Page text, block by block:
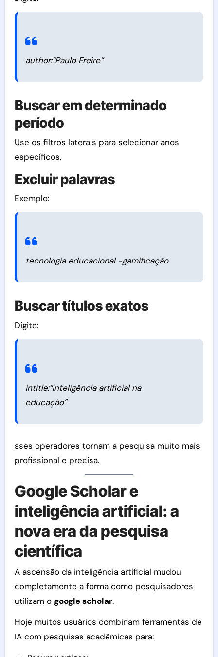
author:“Paulo Freire”
Buscar em determinado
período
Use os filtros laterais para selecionar anos
específicos.
Excluir palavras
Exemplo:
tecnologia educacional -gamificação
Buscar títulos exatos
Digite:
intitle:“inteligência artificial na
educação”
sses operadores tornam a pesquisa muito mais
profissional e precisa.
Google Scholar e
inteligência artificial: a
nova era da pesquisa
científica
A ascensão da inteligência artificial mudou
completamente a forma como pesquisadores
utilizam o google scholar.
Hoje muitos usuários combinam ferramentas de
IA com pesquisas acadêmicas para: